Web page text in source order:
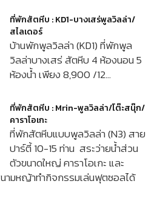
ที่พักสัตหีบ : KD1-บางเสร่พูลวิลล่า/
สไลเดอร์
บ้านพักพูลวิลล่า (KD1) ที่พักพูล
วิลล่าบางเสร่ สัตหีบ 4 ห้องนอน 5
ห้องน้ำ เพียง 8,900 /12…
ที่พักสัตหีบ : Mrin-พูลวิลล่า/โต๊ะสนุ๊ก/
คาราโอเกะ
ที่พักสัตหีบแบบพูลวิลล่า (N3) สาย
ปาร์ตี้ 10-15 ท่าน สระว่ายน้ำส่วน
ตัวขนาดใหญ่ คาราโอเกะ และ
ามหญ้าทำกิจกรรมเล่นฟุตซอลได้